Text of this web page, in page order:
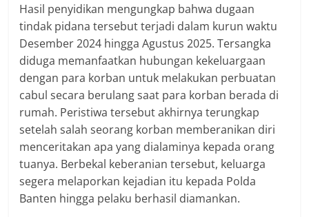
Hasil penyidikan mengungkap bahwa dugaan
tindak pidana tersebut terjadi dalam kurun waktu
Desember 2024 hingga Agustus 2025. Tersangka
diduga memanfaatkan hubungan kekeluargaan
dengan para korban untuk melakukan perbuatan
cabul secara berulang saat para korban berada di
rumah. Peristiwa tersebut akhirnya terungkap
setelah salah seorang korban memberanikan diri
menceritakan apa yang dialaminya kepada orang
tuanya. Berbekal keberanian tersebut, keluarga
segera melaporkan kejadian itu kepada Polda
Banten hingga pelaku berhasil diamankan.